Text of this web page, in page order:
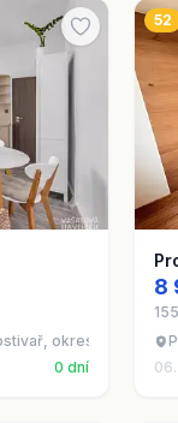
okres Praha
0 dní
52
8